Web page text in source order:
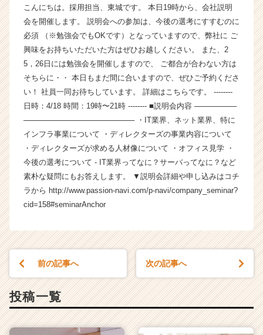
ズ
の
ム
ラ
イ
ン】
|
チ
ャ
ー・
成
長
企
ス
ウ
く
こんにちは。採用担当、東城です。 本日19時から、会社説明
会を開催します。 説明会への参加は、今後の選考にすすむのに
必須 （※勉強会でもOKです）となっていますので、弊社に ご
興味をお持ちいただいた方はぜひお越しください。 また、2
5，26日には勉強会を開催しますので、 ご都合が合わない方は
そちらに・・ 本日もまだ間に合いますので、ぜひご予約くださ
い！ 社員一同お待ちしています。 詳細はこちらです。 --------
日時：4/18 時間：19時〜21時 -------- ■説明会内容 ────────
───────────────────── ・IT業界、ネット業界、特に
インフラ事業について ・ディレクターズの事業内容について
・ディレクターズが求める人材像について ・オフィス見学 ・
今後の選考について - IT業界ってなに？サーバってなに？など
素朴な疑問にもお答えします。 ▼説明会詳細や申し込みはコチ
ラから http://www.passion-navi.com/p-navi/company_seminar?
cid=158#seminarAnchor
前の記事へ 次の記事へ
投稿一覧